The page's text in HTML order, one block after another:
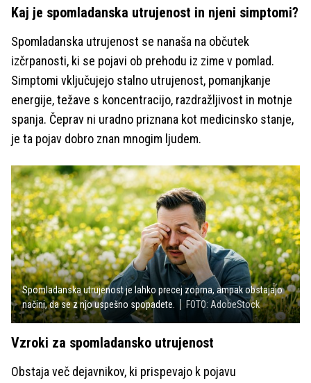
Kaj je spomladanska utrujenost in njeni simptomi?
Spomladanska utrujenost se nanaša na občutek
izčrpanosti, ki se pojavi ob prehodu iz zime v pomlad.
Simptomi vključujejo stalno utrujenost, pomanjkanje
energije, težave s koncentracijo, razdražljivost in motnje
spanja. Čeprav ni uradno priznana kot medicinsko stanje,
je ta pojav dobro znan mnogim ljudem.
Spomladanska utrujenost je lahko precej zoprna, ampak obstajajo
načini, da se z njo uspešno spopadete.
FOTO: AdobeStock
Vzroki za spomladansko utrujenost
Obstaja več dejavnikov, ki prispevajo k pojavu